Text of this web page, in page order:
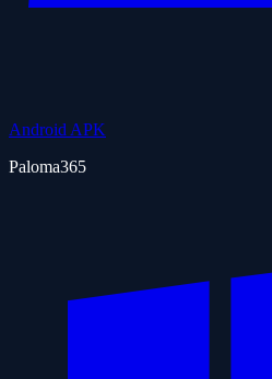
Android APK
Paloma365